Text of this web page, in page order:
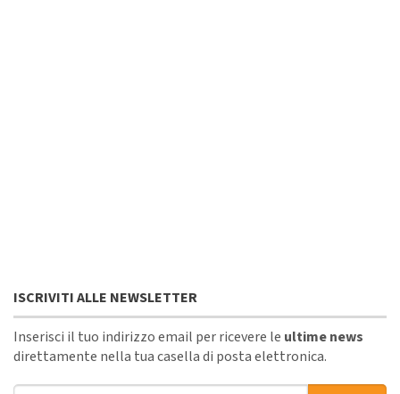
ISCRIVITI ALLE NEWSLETTER
Inserisci il tuo indirizzo email per ricevere le ultime news
direttamente nella tua casella di posta elettronica.